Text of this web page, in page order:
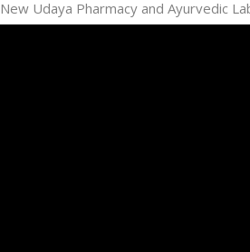
New Udaya Pharmacy and Ayurvedic